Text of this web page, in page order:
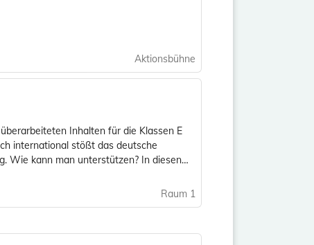
Aktionsbühne
Inhalten für die Klassen E
international stößt das deutsche
Wie kann man unterstützen? In diesen
Raum 1